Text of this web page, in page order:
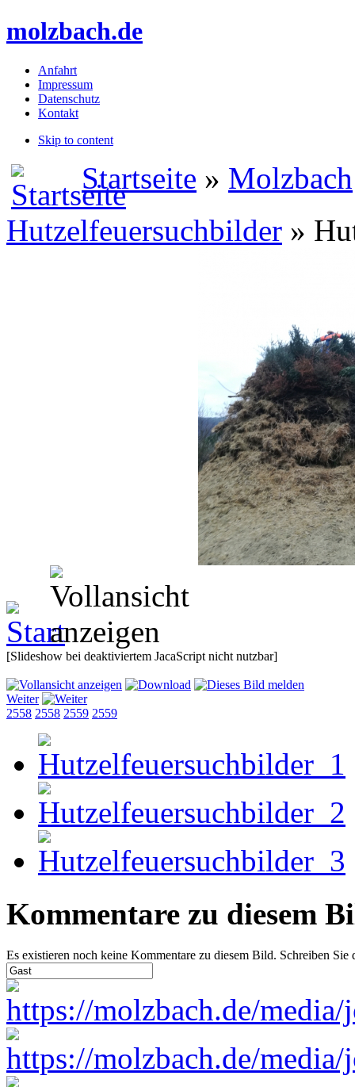
molzbach.de
Anfahrt
Impressum
Datenschutz
Kontakt
Skip to content
Startseite » Molzbach
Hutzelfeuersuchbilder »
[Slideshow bei deaktiviertem JacaScript nicht nutzbar]
Weiter
2558 2558 2559 2559
Kommentare zu diesem
Es existieren noch keine Kommentare zu diesem Bild. Schreiben Sie